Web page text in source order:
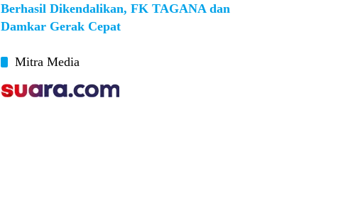
Berhasil Dikendalikan, FK TAGANA dan
Damkar Gerak Cepat
Mitra Media